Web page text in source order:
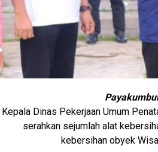
Kepala Dinas Pekerjaan Umum
serahkan sejumlah alat
kebersihan obyek